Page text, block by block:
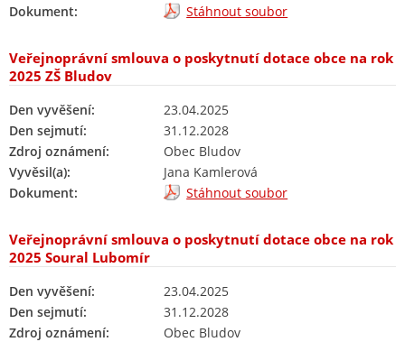
Dokument:
Stáhnout soubor
Veřejnoprávní smlouva o poskytnutí dotace obce na rok
2025 ZŠ Bludov
Den vyvěšení:
23.04.2025
Den sejmutí:
31.12.2028
Zdroj oznámení:
Obec Bludov
Vyvěsil(a):
Jana Kamlerová
Dokument:
Stáhnout soubor
Veřejnoprávní smlouva o poskytnutí dotace obce na rok
2025 Soural Lubomír
Den vyvěšení:
23.04.2025
Den sejmutí:
31.12.2028
Zdroj oznámení:
Obec Bludov